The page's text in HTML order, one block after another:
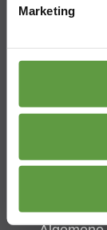
Marketing